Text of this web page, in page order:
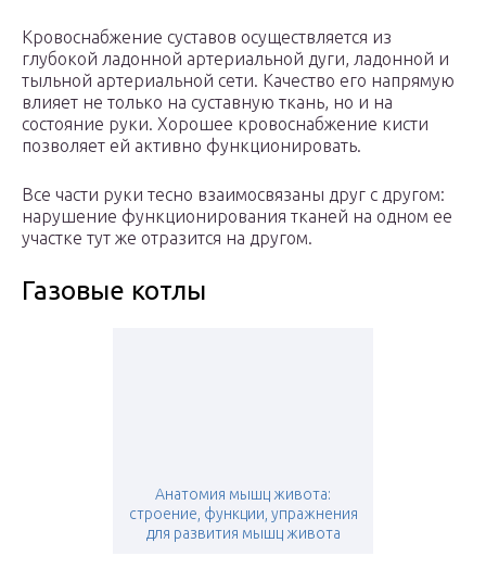
Кровоснабжение суставов осуществляется из
глубокой ладонной артериальной дуги, ладонной и
тыльной артериальной сети. Качество его напрямую
влияет не только на суставную ткань, но и на
состояние руки. Хорошее кровоснабжение кисти
позволяет ей активно функционировать.
Все части руки тесно взаимосвязаны друг с другом:
нарушение функционирования тканей на одном ее
участке тут же отразится на другом.
Газовые котлы
Анатомия мышц живота:
строение, функции, упражнения
для развития мышц живота